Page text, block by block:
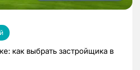
как выбрать застройщика в